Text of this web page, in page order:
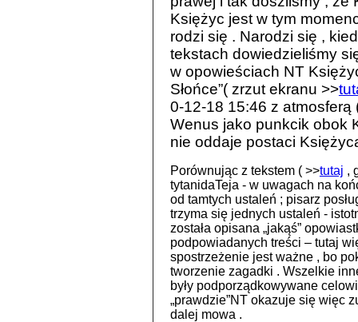
Księżyc jest w tym
rodzi się . Narodzi się ,
tekstach dowiedzieliśmy
w opowieściach NT
Słońce”( zrzut ekranu >>
0-12-18 15:46 z atmosferą
Wenus jako punkcik obok
nie oddaje postaci
Porównując z tekstem ( >>tutaj ,
tytanidaTeja - w uwagach na
od tamtych ustaleń ; pisarz
trzyma się jednych ustaleń -
została opisana „jakąś”
podpowiadanych treści – tutaj
spostrzeżenie jest ważne , bo
tworzenie zagadki . Wszelkie
były podporządkowywane
„prawdzie”NT okazuje się więc
dalej mowa .